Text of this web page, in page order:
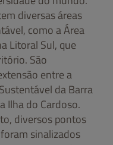
diversas áreas
como a Área
Litoral Sul, que
São
entre a
da Barra
Ilha do Cardoso.
diversos pontos
sinalizados